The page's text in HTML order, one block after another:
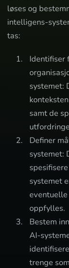
løses og
intelligens-
tas:
Identifiser
systemet:
samt de
Definer
systemet:
systemet
oppfylles.
Bestem
AI-
trenge